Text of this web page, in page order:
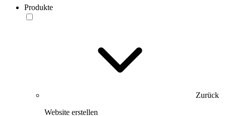
Produkte
Zurück
Website erstellen